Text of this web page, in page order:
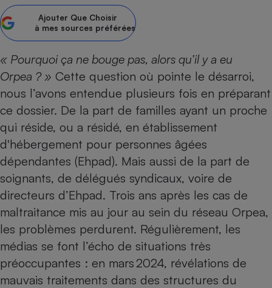
Ajouter Que Choisir
à mes sources préférées
« Pourquoi ça ne bouge pas, alors qu’il y a eu
Orpea ? » Cette question où pointe le désarroi,
nous l’avons entendue plusieurs fois en préparant
ce dossier. De la part de familles ayant un proche
qui réside, ou a résidé, en établissement
d'hébergement pour personnes âgées
dépendantes (Ehpad). Mais aussi de la part de
soignants, de délégués syndicaux, voire de
directeurs d’Ehpad. Trois ans après les cas de
maltraitance mis au jour au sein du réseau Orpea,
les problèmes perdurent. Régulièrement, les
médias se font l’écho de situations très
préoccupantes : en mars 2024, révélations de
mauvais traitements dans des structures du
Assurance emprunteur
Lave-linge
Téléviseur
Téléphone mobile -
Matelas
Radiateur électrique
Antimoustique